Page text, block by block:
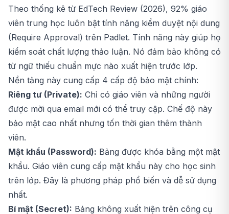
Theo thống kê từ EdTech Review (2026), 92% giáo
viên trung học luôn bật tính năng kiểm duyệt nội dung
(Require Approval) trên Padlet. Tính năng này giúp họ
kiểm soát chất lượng thảo luận. Nó đảm bảo không có
từ ngữ thiếu chuẩn mực nào xuất hiện trước lớp.
Nền tảng này cung cấp 4 cấp độ bảo mật chính:
Riêng tư (Private): Chỉ có giáo viên và những người
được mời qua email mới có thể truy cập. Chế độ này
bảo mật cao nhất nhưng tốn thời gian thêm thành
viên.
Mật khẩu (Password): Bảng được khóa bằng một mật
khẩu. Giáo viên cung cấp mật khẩu này cho học sinh
trên lớp. Đây là phương pháp phổ biến và dễ sử dụng
nhất.
Bí mật (Secret): Bảng không xuất hiện trên công cụ